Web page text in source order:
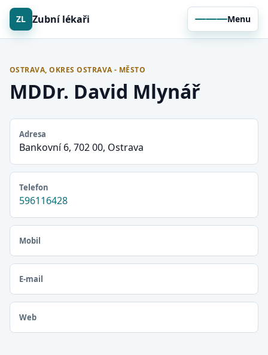
ZL Zubní lékaři Menu
OSTRAVA, OKRES OSTRAVA - MĚSTO
MDDr. David Mlynář
Adresa
Bankovní 6, 702 00, Ostrava
Telefon
596116428
Mobil
E-mail
Web